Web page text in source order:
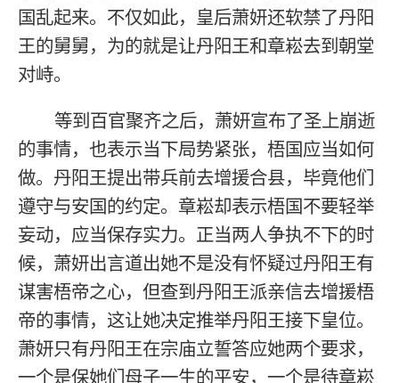
国乱起来。不仅如此，皇后萧妍还软禁了丹阳
王的舅舅，为的就是让丹阳王和章崧去到朝堂
对峙。
等到百官聚齐之后，萧妍宣布了圣上崩逝
的事情，也表示当下局势紧张，梧国应当如何
做。丹阳王提出带兵前去增援合县，毕竟他们
遵守与安国的约定。章崧却表示梧国不要轻举
妄动，应当保存实力。正当两人争执不下的时
候，萧妍出言道出她不是没有怀疑过丹阳王有
谋害梧帝之心，但查到丹阳王派亲信去增援梧
帝的事情，这让她决定推举丹阳王接下皇位。
萧妍只有丹阳王在宗庙立誓答应她两个要求，
一个是保她们母子一生的平安，一个是待章崧